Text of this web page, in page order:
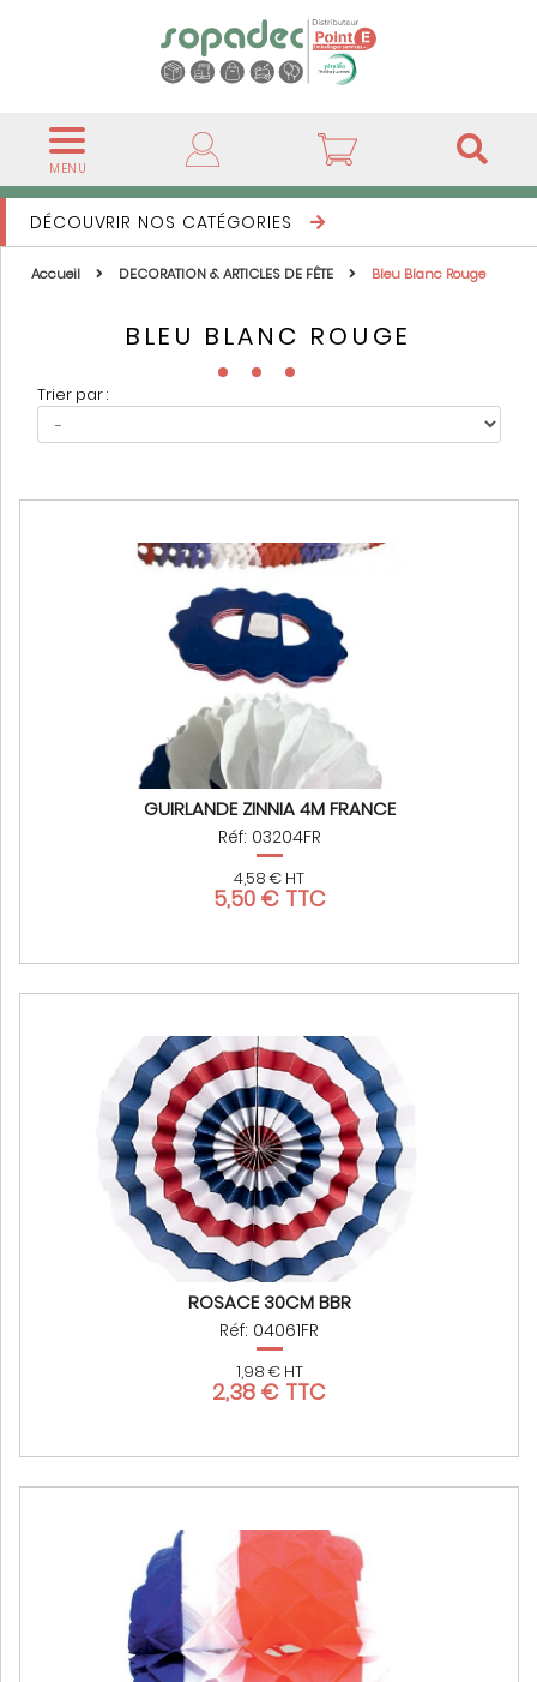
MENU
DÉCOUVRIR NOS CATÉGORIES
Accueil DECORATION & ARTICLES DE FÊTE Bleu Blanc Rouge
BLEU BLANC ROUGE
Trier par :
GUIRLANDE ZINNIA 4M FRANCE
Réf: 03204FR
4,58 € HT
5,50 € TTC
ROSACE 30CM BBR
Réf: 04061FR
1,98 € HT
2,38 € TTC